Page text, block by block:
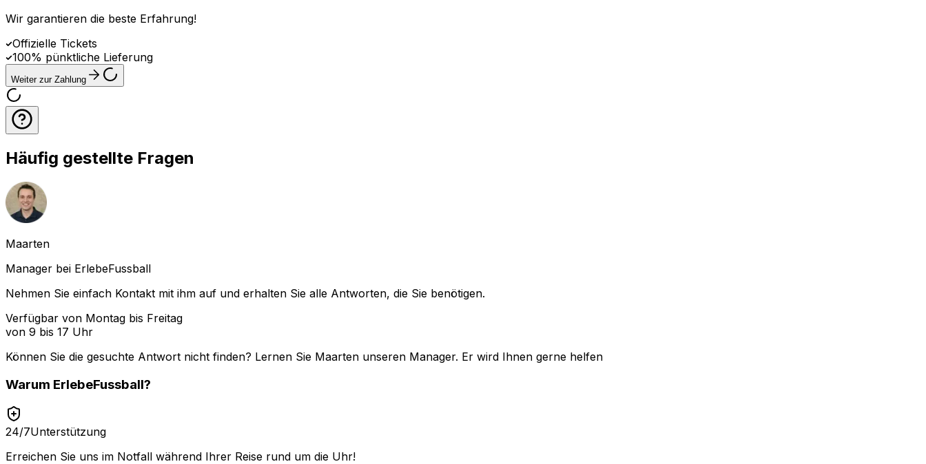
Wir garantieren die beste Erfahrung!
Offizielle Tickets
100% pünktliche Lieferung
Weiter zur Zahlung
Häufig gestellte Fragen
Maarten
Manager bei ErlebeFussball
Nehmen Sie einfach Kontakt mit ihm auf und erhalten Sie alle Antworten, die Sie benötigen.
Verfügbar von Montag bis Freitag
von 9 bis 17 Uhr
Können Sie die gesuchte Antwort nicht finden? Lernen Sie Maarten unseren Manager. Er wird Ihnen gerne helfen
Warum ErlebeFussball?
24/7Unterstützung
Erreichen Sie uns im Notfall während Ihrer Reise rund um die Uhr!